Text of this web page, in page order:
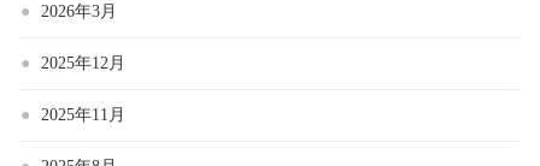
2026年3月
2025年12月
2025年11月